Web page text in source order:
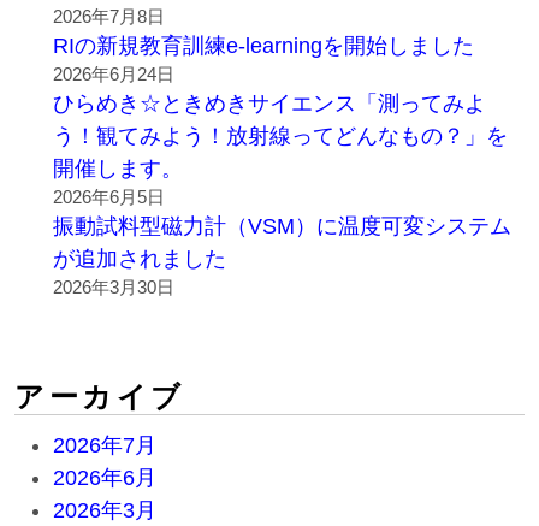
2026年7月8日
RIの新規教育訓練e-learningを開始しました
2026年6月24日
ひらめき☆ときめきサイエンス「測ってみよ
う！観てみよう！放射線ってどんなもの？」を
開催します。
2026年6月5日
振動試料型磁力計（VSM）に温度可変システム
が追加されました
2026年3月30日
アーカイブ
2026年7月
2026年6月
2026年3月